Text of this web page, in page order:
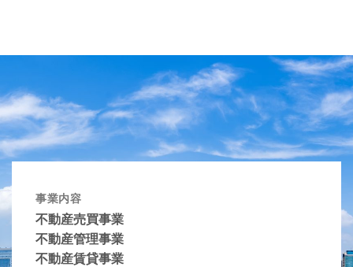
事業内容
不動産売買事業
不動産管理事業
不動産賃貸事業